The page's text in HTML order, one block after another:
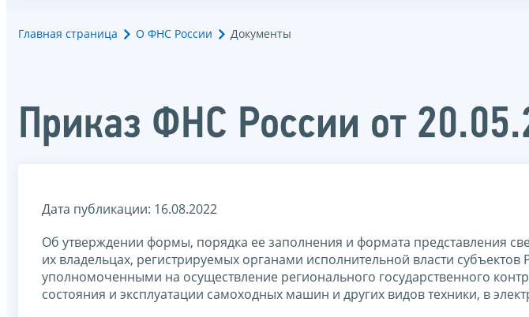
Главная страница О ФНС России Документы
Приказ ФНС России от
Дата публикации: 16.08.2022
Об утверждении формы, порядка ее заполнения и формата представления
их владельцах, регистрируемых органами исполнительной власти
уполномоченными на осуществление регионального государственного
состояния и эксплуатации самоходных машин и других видов техники, в